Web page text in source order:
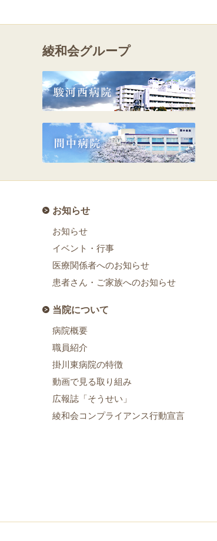
綾和会グループ
お知らせ
お知らせ
イベント・行事
医療関係者へのお知らせ
患者さん・ご家族へのお知らせ
当院について
病院概要
職員紹介
掛川東病院の特徴
動画で見る取り組み
広報誌「そうせい」
綾和会コンプライアンス行動宣言